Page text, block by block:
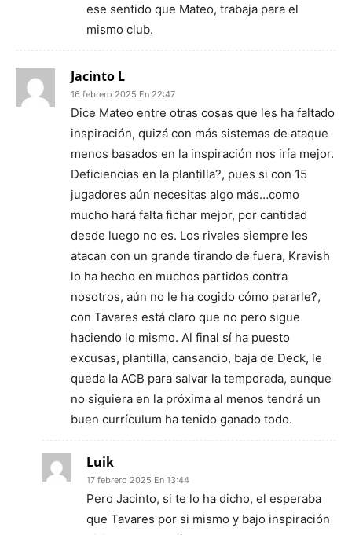
ese sentido que Mateo, trabaja para el
mismo club.
Jacinto L
16 febrero 2025 En 22:47
Dice Mateo entre otras cosas que les ha faltado
inspiración, quizá con más sistemas de ataque
menos basados en la inspiración nos iría mejor.
Deficiencias en la plantilla?, pues si con 15
jugadores aún necesitas algo más…como
mucho hará falta fichar mejor, por cantidad
desde luego no es. Los rivales siempre les
atacan con un grande tirando de fuera, Kravish
lo ha hecho en muchos partidos contra
nosotros, aún no le ha cogido cómo pararle?,
con Tavares está claro que no pero sigue
haciendo lo mismo. Al final sí ha puesto
excusas, plantilla, cansancio, baja de Deck, le
queda la ACB para salvar la temporada, aunque
no siguiera en la próxima al menos tendrá un
buen currículum ha tenido ganado todo.
Luik
17 febrero 2025 En 13:44
Pero Jacinto, si te lo ha dicho, el esperaba
que Tavares por si mismo y bajo inspiración